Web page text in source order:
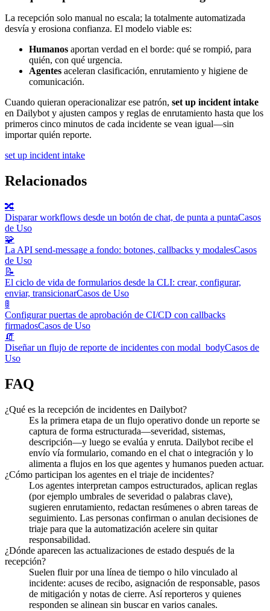
La recepción solo manual no escala; la totalmente automatizada
desvía y erosiona confianza. El modelo viable es:
Humanos aportan verdad en el borde: qué se rompió, para
quién, con qué urgencia.
Agentes aceleran clasificación, enrutamiento y higiene de
comunicación.
Cuando quieran operacionalizar ese patrón, set up incident intake
en Dailybot y ajusten campos y reglas de enrutamiento hasta que los
primeros cinco minutos de cada incidente se vean igual—sin
importar quién reporte.
set up incident intake
Relacionados
🔀
Disparar workflows desde un botón de chat, de punta a puntaCasos
de Uso
🧩
La API send-message a fondo: botones, callbacks y modalesCasos
de Uso
📝
El ciclo de vida de formularios desde la CLI: crear, configurar,
enviar, transicionarCasos de Uso
🚦
Configurar puertas de aprobación de CI/CD con callbacks
firmadosCasos de Uso
🧯
Diseñar un flujo de reporte de incidentes con modal_bodyCasos de
Uso
FAQ
¿Qué es la recepción de incidentes en Dailybot?
Es la primera etapa de un flujo operativo donde un reporte se
captura de forma estructurada—severidad, sistemas,
descripción—y luego se evalúa y enruta. Dailybot recibe el
envío vía formulario, comando en el chat o integración y lo
alimenta a flujos en los que agentes y humanos pueden actuar.
¿Cómo participan los agentes en el triaje de incidentes?
Los agentes interpretan campos estructurados, aplican reglas
(por ejemplo umbrales de severidad o palabras clave),
sugieren enrutamiento, redactan resúmenes o abren tareas de
seguimiento. Las personas confirman o anulan decisiones de
triaje para que la automatización acelere sin quitar
responsabilidad.
¿Dónde aparecen las actualizaciones de estado después de la
recepción?
Suelen fluir por una línea de tiempo o hilo vinculado al
incidente: acuses de recibo, asignación de responsable, pasos
de mitigación y notas de cierre. Así reporteros y quienes
responden se alinean sin buscar en varios canales.